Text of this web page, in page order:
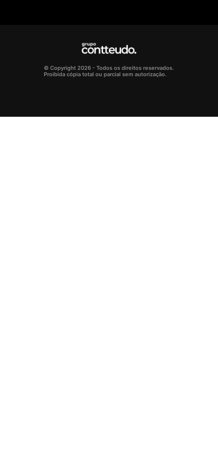
© Copyright 2026 - Todos os direitos reservados.
Proibida cópia total ou parcial sem autorização.